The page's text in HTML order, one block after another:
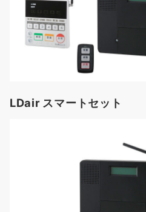
LDair スマートセット